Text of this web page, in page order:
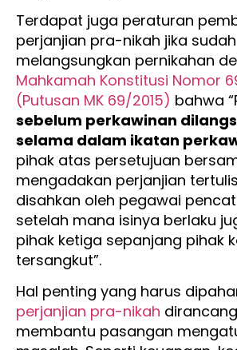
Terdapat juga peraturan
perjanjian pra-nikah jika sudah
melangsungkan pernikahan
Mahkamah Konstitusi Nomor
(Putusan MK 69/2015) bahwa
sebelum perkawinan
selama dalam ikatan
pihak atas persetujuan
mengadakan perjanjian
disahkan oleh pegawai
setelah mana isinya berlaku
pihak ketiga sepanjang pihak
tersangkut”.
Hal penting yang harus
perjanjian pra-nikah
membantu pasangan